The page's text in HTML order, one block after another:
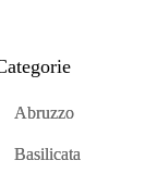
Abruzzo
Basilicata